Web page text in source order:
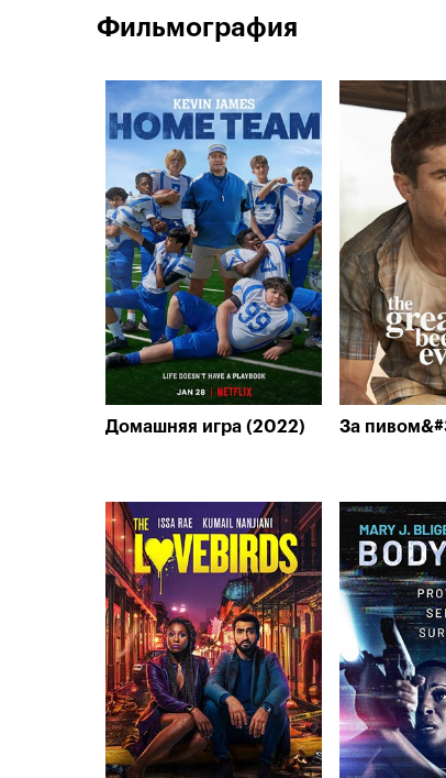
Фильмография
Домашняя игра (2022) За